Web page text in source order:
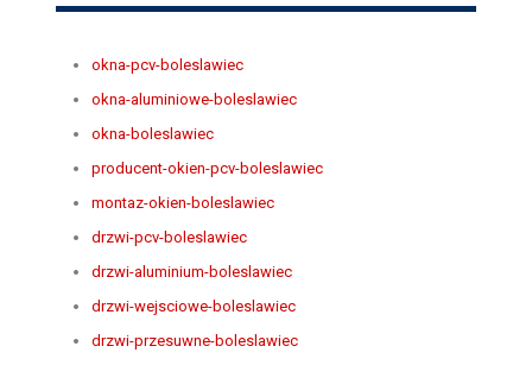
okna-pcv-boleslawiec
okna-aluminiowe-boleslawiec
okna-boleslawiec
producent-okien-pcv-boleslawiec
montaz-okien-boleslawiec
drzwi-pcv-boleslawiec
drzwi-aluminium-boleslawiec
drzwi-wejsciowe-boleslawiec
drzwi-przesuwne-boleslawiec